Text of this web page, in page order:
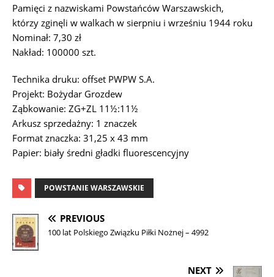
Pamięci z nazwiskami Powstańców Warszawskich,
którzy zginęli w walkach w sierpniu i wrześniu 1944 roku
Nominał: 7,30 zł
Nakład: 100000 szt.
Technika druku: offset PWPW S.A.
Projekt: Bożydar Grozdew
Ząbkowanie: ZG+ZL 11½:11½
Arkusz sprzedażny: 1 znaczek
Format znaczka: 31,25 x 43 mm
Papier: biały średni gładki fluorescencyjny
POWSTANIE WARSZAWSKIE
PREVIOUS
100 lat Polskiego Związku Piłki Nożnej – 4992
NEXT